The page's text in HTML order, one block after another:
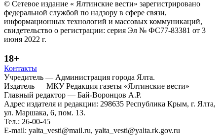
© Сетевое издание « Ялтинские вести» зарегистрировано
федеральной службой по надзору в сфере связи,
информационных технологий и массовых коммуникаций,
свидетельство о регистрации: серия Эл № ФС77-83381 от 3
июня 2022 г.
18+
Контакты
Учредитель — Администрация города Ялта.
Издатель — МКУ Редакция газеты «Ялтинские вести»
Главный редактор — Бай-Воронцов А.Р.
Адрес издателя и редакции: 298635 Республика Крым, г. Ялта,
ул. Маршака, 6, пом. 13.
Тел.: 26-00-45
E-mail: yalta_vesti@mail.ru, yalta_vesti@yalta.rk.gov.ru